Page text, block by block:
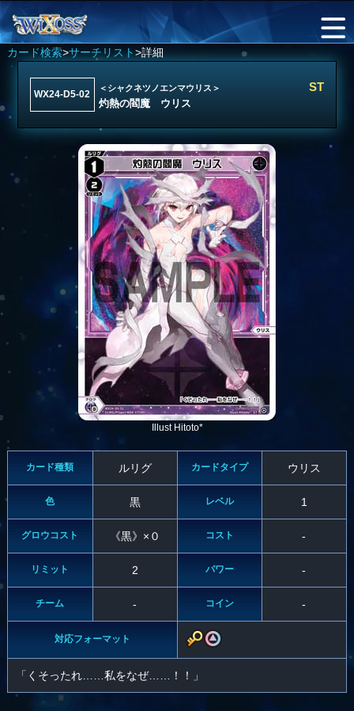
カード検索>サーチリスト>詳細
WX24-D5-02
＜シャクネツノエンマウリス＞
灼熱の閻魔 ウリス
ST
Illust Hitoto*
カード種類 ルリグ カードタイプ ウリス
色 黒 レベル 1
グロウコスト 《黒》×０ コスト -
リミット 2 パワー -
チーム - コイン -
対応フォーマット
「くそったれ……私をなぜ……！！」